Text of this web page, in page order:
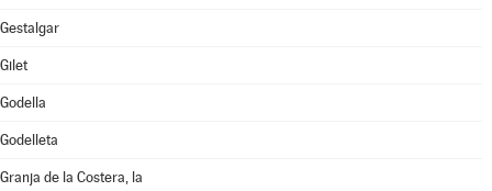
Gestalgar
Gilet
Godella
Godelleta
Granja de la Costera, la